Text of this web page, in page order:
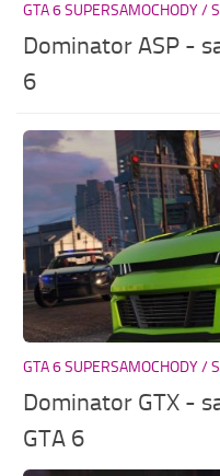
GTA 6 SUPERSAMOCHODY /
Dominator ASP -
6
GTA 6 SUPERSAMOCHODY /
Dominator GTX -
GTA 6